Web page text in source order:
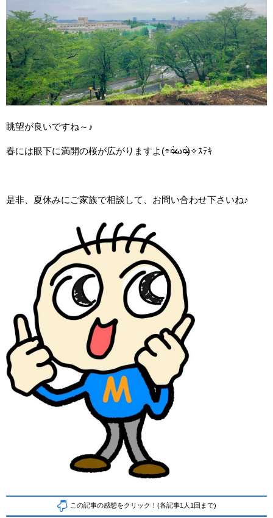
眺望が良いですね～♪
春には眼下に満開の桜が広がりますよ(⌯¤̴̶̷̀ω¤̴̶̷́)✧ｽﾃｷ
是非、夏休みにご家族で相談して、お問い合わせ下さいね♪
この記事の感想をクリック！(各記事1人1回まで)